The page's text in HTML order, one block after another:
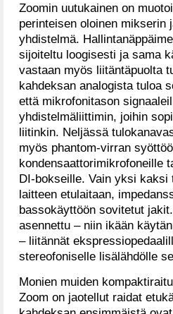
Zoomin uutukainen on
perinteisen oloinen mikserin
yhdistelmä.
sijoiteltu loogisesti ja sama
vastaan myös liitäntäpuolta
kahdeksan analogista tuloa
että mikrofonitason
yhdistelmäliittimin, joihin
liitinkin. Neljässä
myös phantom-virran
kondensaattorimikrofoneille
DI-bokseille. Vain yksi
laitteen etulaitaan,
bassokäyttöön sovitetut
asennettu – niin ikään
– liitännät
stereofoniselle lisälähdölle
Monien muiden
Zoom on jaotellut raidat